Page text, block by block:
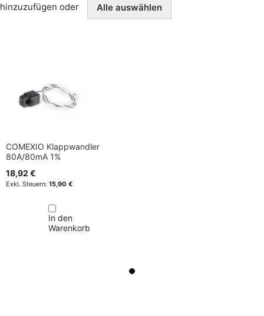
hinzuzufügen oder
Alle auswählen
COMEXIO Klappwandler
80A/80mA 1%
18,92 €
15,90 €
In den
Warenkorb